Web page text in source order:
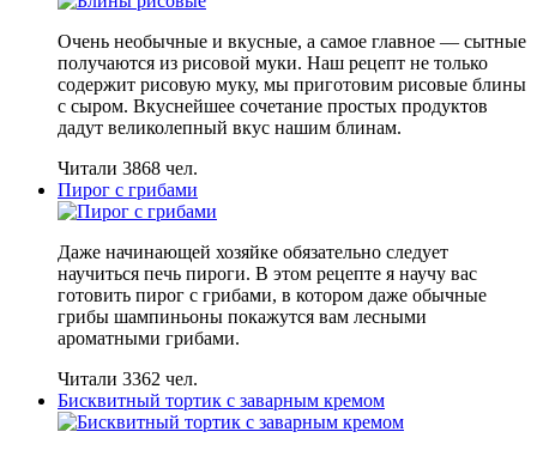
Очень необычные и вкусные, а самое главное — сытные
получаются из рисовой муки. Наш рецепт не только
содержит рисовую муку, мы приготовим рисовые блины
с сыром. Вкуснейшее сочетание простых продуктов
дадут великолепный вкус нашим блинам.
Читали 3868 чел.
Пирог с грибами
Даже начинающей хозяйке обязательно следует
научиться печь пироги. В этом рецепте я научу вас
готовить пирог с грибами, в котором даже обычные
грибы шампиньоны покажутся вам лесными
ароматными грибами.
Читали 3362 чел.
Бисквитный тортик с заварным кремом